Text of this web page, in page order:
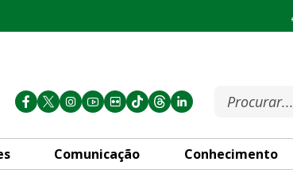
Comunicação Conhecimento